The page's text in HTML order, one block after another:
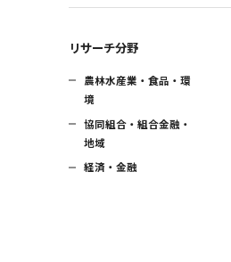
リサーチ分野
農林水産業・食品・環
境
協同組合・組合金融・
地域
経済・金融